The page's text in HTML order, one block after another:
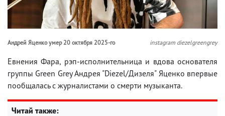
Андрей Яценко умер 20 октября 2025-го instagram diezelgreengrey
Евнения Фара, рэп-исполнительница и вдова основателя
группы Green Grey Андрея "Diezel/Дизеля" Яценко впервые
пообщалась с журналистами о смерти музыканта.
Читай также: